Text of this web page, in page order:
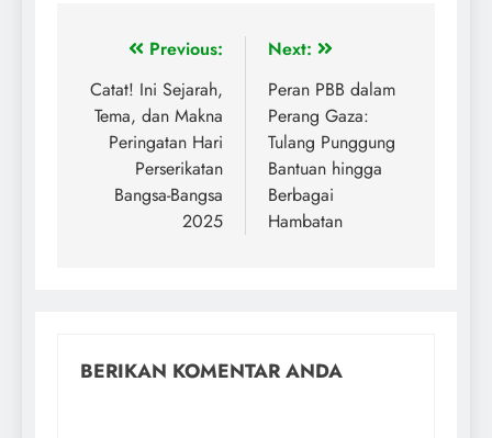
Previous:
Catat! Ini Sejarah,
Tema, dan Makna
Peringatan Hari
Perserikatan
Bangsa-Bangsa
2025
Next:
Peran PBB dalam
Perang Gaza:
Tulang Punggung
Bantuan hingga
Berbagai
Hambatan
BERIKAN KOMENTAR ANDA